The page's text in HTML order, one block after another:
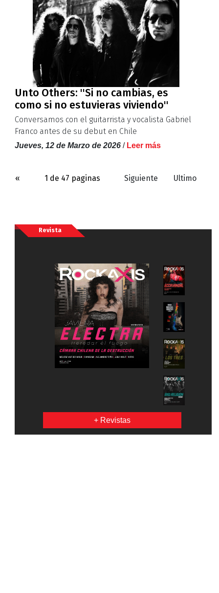
Unto Others: ''Si no cambias, es
como si no estuvieras viviendo''
Conversamos con el guitarrista y vocalista Gabriel
Franco antes de su debut en Chile
Jueves, 12 de Marzo de 2026 / Leer más
« 1 de 47 paginas Siguiente Ultimo
Revista
+ Revistas